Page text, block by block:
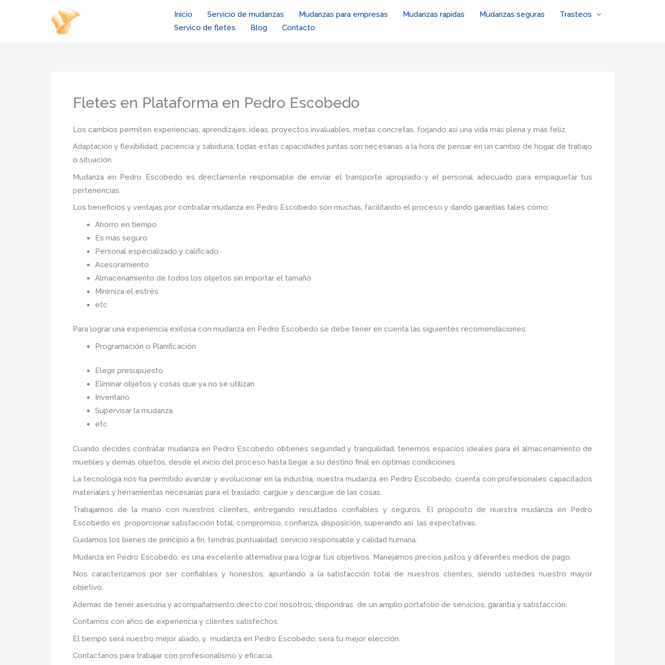
Inicio Servicio de mudanzas Mudanzas para empresas Mudanzas rapidas Mudanzas seguras
Trasteos
Servico de fletes
Blog Contacto
Fletes en Plataforma en Pedro Escobedo
Los cambios permiten experiencias, aprendizajes, ideas, proyectos invaluables, metas concretas, forjando así una vida más plena y más feliz.
Adaptación y flexibilidad, paciencia y sabiduría, todas estas capacidades juntas son necesarias a la hora de pensar en un cambio de hogar, de trabajo
o situación.
Mudanza en Pedro Escobedo es directamente responsable de enviar el transporte apropiado y el personal adecuado para empaquetar tus
pertenencias.
Los beneficios y ventajas por contratar mudanza en Pedro Escobedo son muchas, facilitando el proceso y dando garantías tales como:
Ahorro en tiempo
Es más seguro
Personal especializado y calificado
Asesoramiento
Almacenamiento de todos los objetos sin importar el tamaño
Minimiza el estrés
etc
Para lograr una experiencia exitosa con mudanza en Pedro Escobedo se debe tener en cuenta las siguientes recomendaciones:
Programación o Planificación
Elegir presupuesto
Eliminar objetos y cosas que ya no se utilizan
Inventario
Supervisar la mudanza
etc
Cuando decides contratar mudanza en Pedro Escobedo obtienes seguridad y tranquilidad, tenemos espacios ideales para el almacenamiento de
muebles y demás objetos, desde el inicio del proceso hasta llegar a su destino final en óptimas condiciones.
La tecnología nos ha permitido avanzar y evolucionar en la industria, nuestra mudanza en Pedro Escobedo, cuenta con profesionales capacitados
materiales y herramientas necesarias para el traslado, cargue y descargue de las cosas.
Trabajamos de la mano con nuestros clientes, entregando resultados confiables y seguros. El propósito de nuestra mudanza en Pedro
Escobedo es proporcionar satisfacción total, compromiso, confianza, disposición, superando así las expectativas.
Cuidamos los bienes de principio a fin, tendrás puntualidad, servicio responsable y calidad humana.
Mudanza en Pedro Escobedo, es una excelente alternativa para lograr tus objetivos. Manejamos precios justos y diferentes medios de pago.
Nos caracterizamos por ser confiables y honestos, apuntando a la satisfacción total de nuestros clientes, siendo ustedes nuestro mayor
objetivo.
Además de tener asesoría y acompañamiento directo con nosotros, dispondrás de un amplio portafolio de servicios, garantía y satisfacción.
Contamos con años de experiencia y clientes satisfechos.
El tiempo será nuestro mejor aliado, y mudanza en Pedro Escobedo , será tu mejor elección.
Contáctanos para trabajar con profesionalismo y eficacia.